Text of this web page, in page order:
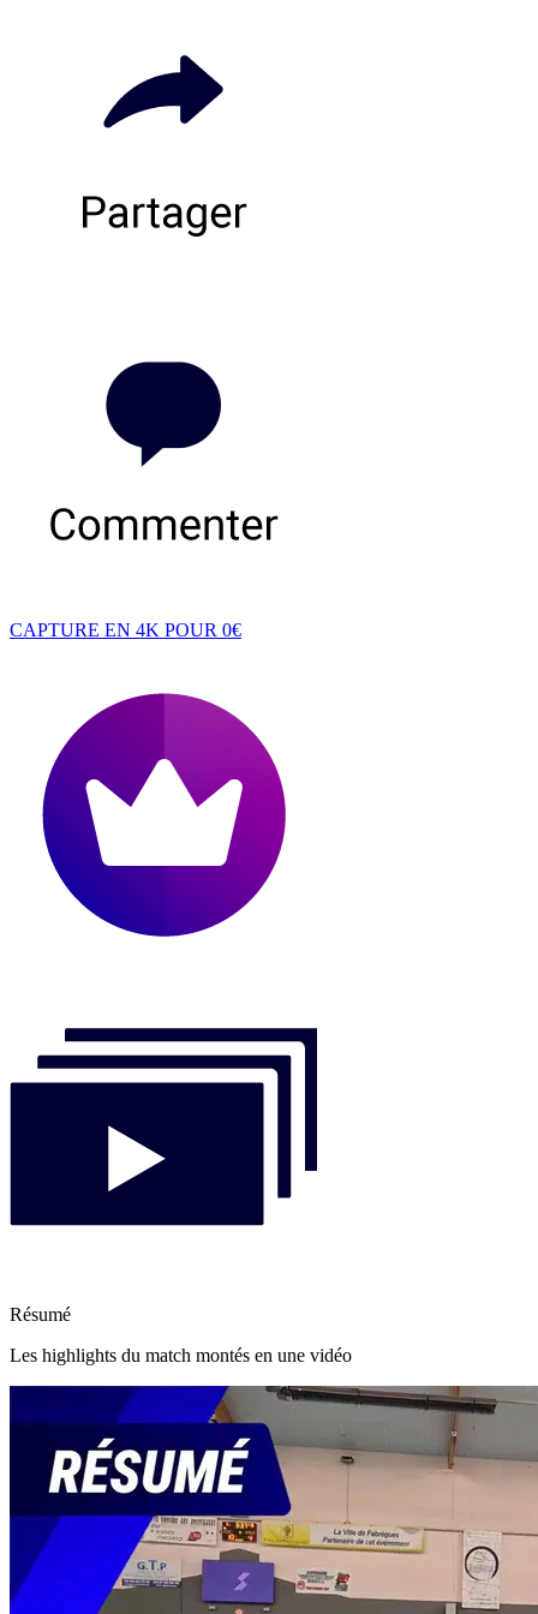
CAPTURE EN 4K POUR 0€
Résumé
Les highlights du match montés en une vidéo